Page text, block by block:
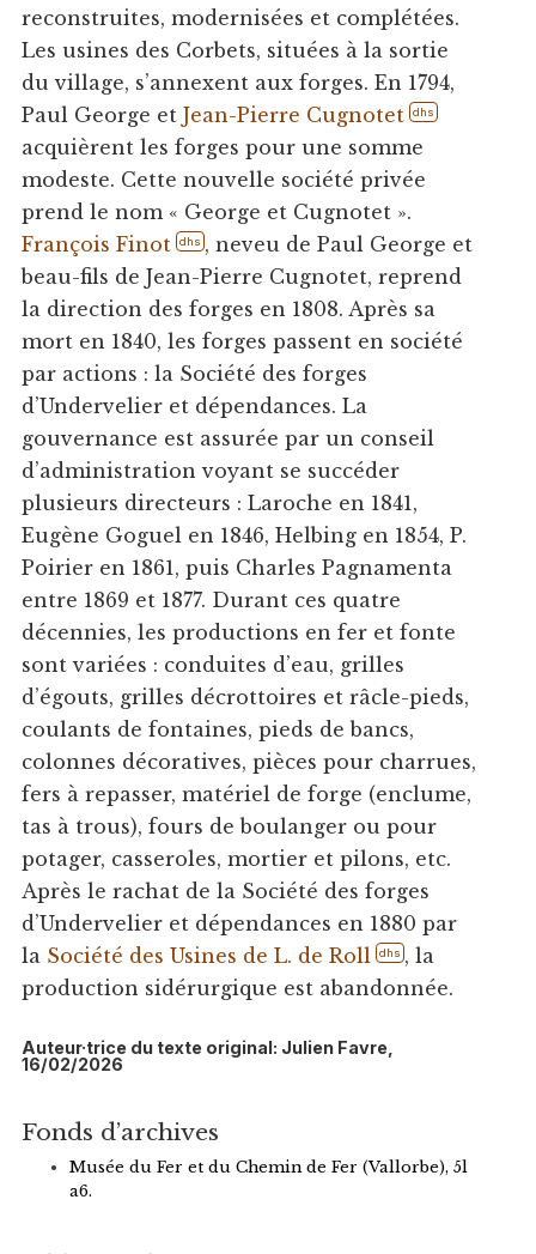
reconstruites, modernisées et complétées.
Les usines des Corbets, situées à la sortie
du village, s’annexent aux forges. En 1794,
Paul George et Jean-Pierre Cugnotet dhs
acquièrent les forges pour une somme
modeste. Cette nouvelle société privée
prend le nom « George et Cugnotet ».
François Finot
dhs , neveu de Paul George et
beau-fils de Jean-Pierre Cugnotet, reprend
la direction des forges en 1808. Après sa
mort en 1840, les forges passent en société
par actions : la Société des forges
d’Undervelier et dépendances. La
gouvernance est assurée par un conseil
d’administration voyant se succéder
plusieurs directeurs : Laroche en 1841,
Eugène Goguel en 1846, Helbing en 1854, P.
Poirier en 1861, puis Charles Pagnamenta
entre 1869 et 1877. Durant ces quatre
décennies, les productions en fer et fonte
sont variées : conduites d’eau, grilles
d’égouts, grilles décrottoires et râcle-pieds,
coulants de fontaines, pieds de bancs,
colonnes décoratives, pièces pour charrues,
fers à repasser, matériel de forge (enclume,
tas à trous), fours de boulanger ou pour
potager, casseroles, mortier et pilons, etc.
Après le rachat de la Société des forges
d’Undervelier et dépendances en 1880 par
la Société des Usines de L. de Roll dhs , la
production sidérurgique est abandonnée.
Auteur·trice du texte original: Julien Favre,
16/02/2026
Fonds d’archives
Musée du Fer et du Chemin de Fer (Vallorbe), 5l
a6.